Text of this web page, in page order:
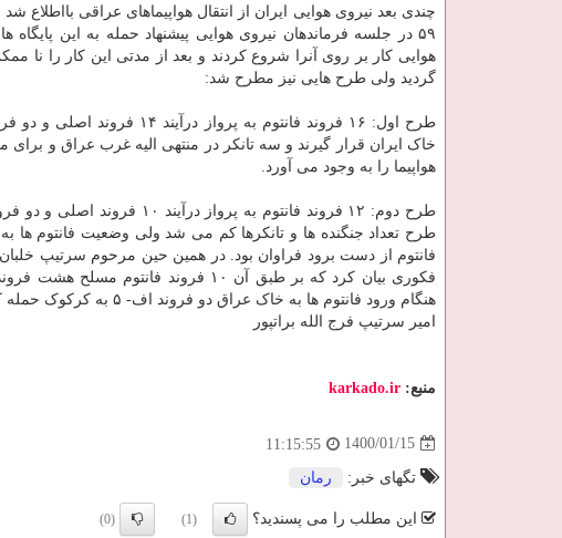
۵۹ در جلسه فرماندهان نیروی هوایی پیشنهاد حمله به این
هوایی کار بر روی آنرا شروع کردند و بعد از مدتی این کار را نا
گردید ولی طرح هایی نیز مطرح شد:
هواپیما را به وجود می آورد.
طرح دوم: ۱۲ فروند فانتوم به
طرح تعداد جنگنده ها و تانکرها کم می شد ولی وضعیت فانتوم
فانتوم از دست برود فراوان بود. در همین حین مرحوم سرتیپ
فکوری بیان کرد که بر طبق آن ۱۰ فروند
هنگام ورود فانتوم ها به خاک عراق دو فروند اف- ۵ به کرکوک حمله کنند. مکان استارت حمله نیز پایگاه دوم شکاری تبریز بود.
امیر سرتیپ فرج الله براتپور
منبع: karkado.ir
1400/01/15
11:15:55
تگهای خبر: رمان
این مطلب را می پسندید؟ (1)
(0)